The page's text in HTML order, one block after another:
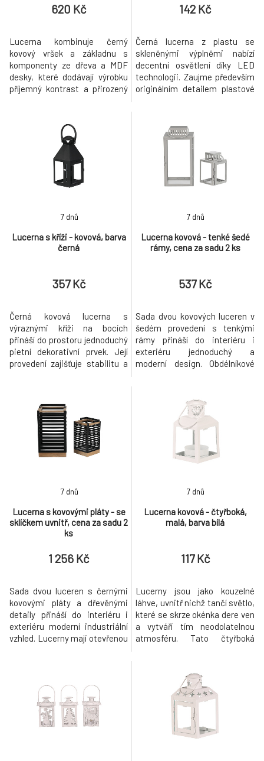
620 Kč
Lucerna kombinuje černý
kovový vršek a základnu s
komponenty ze dřeva a MDF
desky, které dodávají výrobku
příjemný kontrast a přirozený
uložení svíčky, které zároveň
chrání její plamen. Praktický
kovový úchyt na vrchu
umožňuje snadné přenášení
nebo zavěšení lucerny. Velikost
142 Kč
Černá lucerna z plastu se
skleněnými výplněmi nabízí
decentní osvětlení díky LED
technologii. Zaujme především
originálním detailem plastové
Svým pietním vzhledem působí
klidně a důstojně, takže je
vhodná pro vzpomínková místa.
Kompaktní rozměry a praktický
kroužek na vrchu umožňují
snadné přenáše
Lucerna s kříži - kovová, barva
černá
7 dnů
357 Kč
Černá kovová lucerna s
výraznými kříži na bocích
přináší do prostoru jednoduchý
pietní dekorativní prvek. Její
provedení zajišťuje stabilitu a
snadné vkládání svíček a
provádění údržby. V horní části
je opatřena praktickým uchem
pro pohodlné přenášení nebo
Lucerna kovová - tenké šedé
rámy, cena za sadu 2 ks
7 dnů
537 Kč
Sada dvou kovových luceren v
šedém provedení s tenkými
rámy přináší do interiéru i
exteriéru jednoduchý a
moderní design. Obdélníkové
světla svíček uvnitř. Horní část
je opatřena větracími otvory a
praktickým držadlem pro
snadné přenášení či zavěšení.
Lucerny jsou vhodné pro
Lucerna s kovovými pláty - se
sklíčkem uvnitř, cena za sadu 2
ks
7 dnů
1 256 Kč
Sada dvou luceren s černými
kovovými pláty a dřevěnými
detaily přináší do interiéru i
exteriéru moderní industriální
vzhled. Lucerny mají otevřenou
skleněným krytem uvnitř pro
bezpečné umístění svíček.
Pevná základna zajišťuje
stabilitu a praktické kovové
Lucerna kovová - čtyřboká,
malá, barva bílá
7 dnů
117 Kč
Lucerny jsou jako kouzelné
láhve, uvnitř nichž tančí světlo,
které se skrze okénka dere ven
a vytváří tím neodolatelnou
atmosféru. Tato čtyřboká
důkazem. Elegantní design
zvýrazňuje její ozdobnou roli. Ať
už visí ve vzduchu jako
historická lampa nebo stojí na
zemi jako posvátná soš